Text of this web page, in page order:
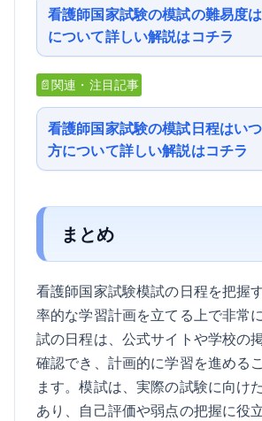
看護師国家試験の模試の難易度
について詳しい解説はコチラ
📄関連・注目記事
看護師国家試験の模試日程はい
方について詳しい解説はコチラ
まとめ
看護師国家試験模試の日程を把握
率的な学習計画を立てる上で非常
試の日程は、公式サイトや学校の
確認でき、計画的に学習を進める
ます。模試は、実際の試験に向け
あり、自己評価や弱点の把握に役